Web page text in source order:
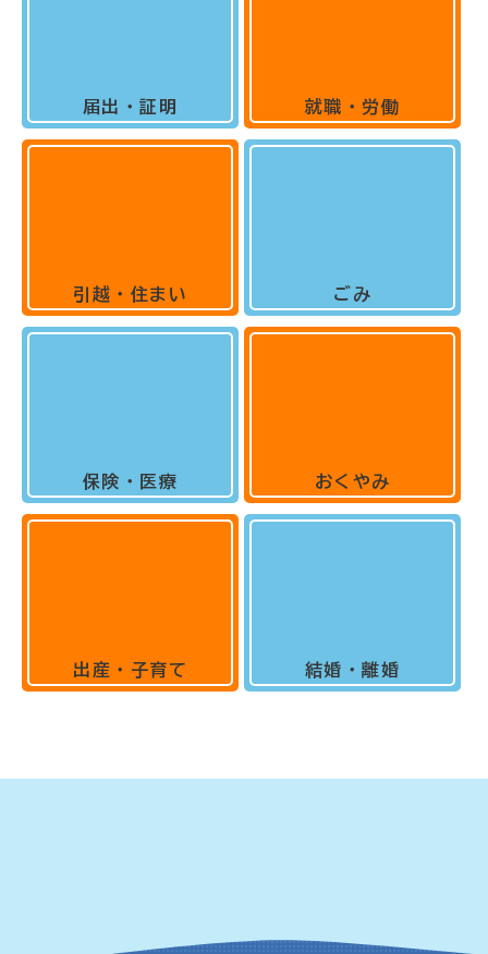
届出・証明
引越・住まい
保険・医療
出産・子育て
就職・労働
ごみ
おくやみ
結婚・離婚